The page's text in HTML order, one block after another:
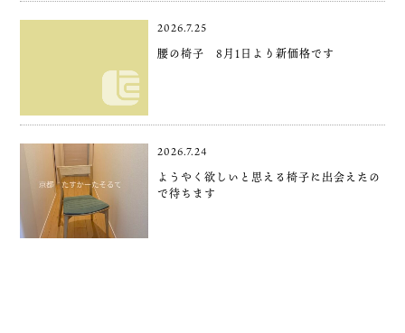
2026.7.25
腰の椅子 8月1日より新価格です
2026.7.24
ようやく欲しいと思える椅子に出会えたの
で待ちます